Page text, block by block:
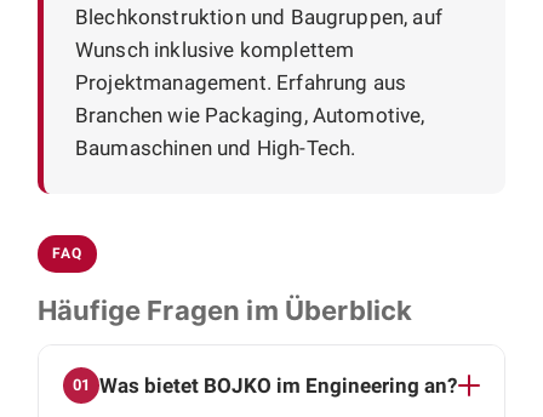
Blechkonstruktion und Baugruppen, auf
Wunsch inklusive komplettem
Projektmanagement. Erfahrung aus
Branchen wie Packaging, Automotive,
Baumaschinen und High-Tech.
FAQ
Häufige Fragen im Überblick
01 Was bietet BOJKO im Engineering an?